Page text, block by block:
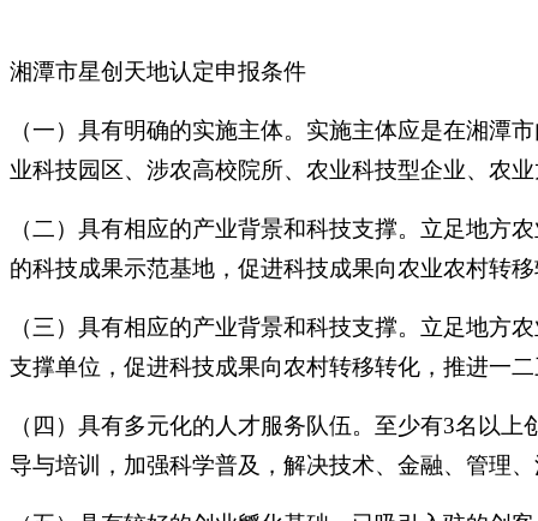
湘潭市星创天地认定申报条件
（一）具有明确的实施主体。实施主体应是在湘潭
业科技园区、涉农高校院所、农业科技型企业、农
（二）具有相应的产业背景和科技支撑。立足地方
的科技成果示范基地，促进科技成果向农业农村转
（三）具有相应的产业背景和科技支撑。立足地方
支撑单位，促进科技成果向农村转移转化，推进一
（四）具有多元化的人才服务队伍。至少有3名以
导与培训，加强科学普及，解决技术、金融、管理